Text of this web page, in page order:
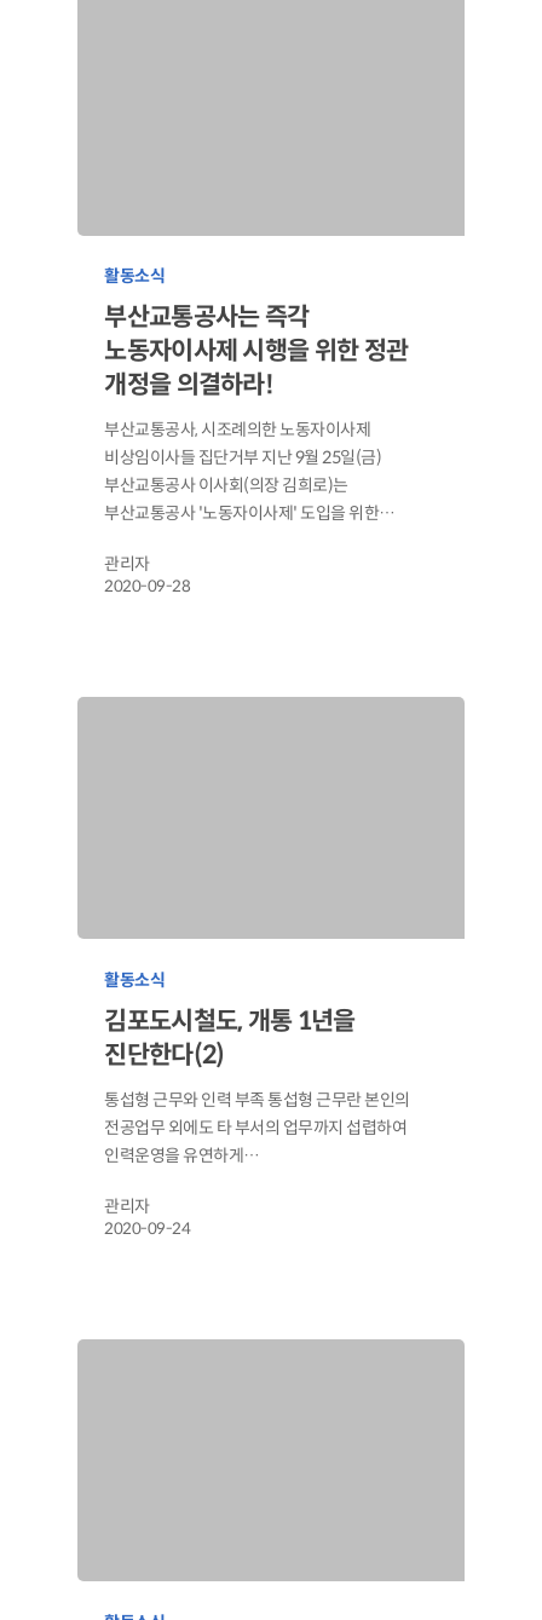
활동소식
부산교통공사는 즉각
노동자이사제 시행을 위한 정관
개정을 의결하라!
부산교통공사, 시조례의한 노동자이사제
비상임이사들 집단거부 지난 9월 25일(금)
부산교통공사 이사회(의장 김희로)는
부산교통공사 '노동자이사제' 도입을 위한…
관리자
2020-09-28
활동소식
김포도시철도, 개통 1년을
진단한다(2)
통섭형 근무와 인력 부족 통섭형 근무란 본인의
전공업무 외에도 타 부서의 업무까지 섭렵하여
인력운영을 유연하게…
관리자
2020-09-24